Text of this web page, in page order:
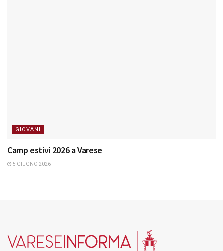
GIOVANI
Camp estivi 2026 a Varese
5 GIUGNO 2026